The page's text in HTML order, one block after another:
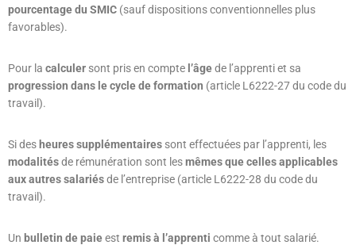
pourcentage du SMIC (sauf dispositions conventionnelles plus
favorables).
Pour la calculer sont pris en compte l’âgede l’apprenti et sa
progression dans le cycle de formation (article L6222-27 du code du
travail).
Si des heures supplémentaires sont effectuées par l’apprenti, les
modalitésde rémunération sont lesmêmes que celles applicables
aux autres salariésde l’entreprise (article L6222-28 du code du
travail).
Un bulletin de paieest remis à l’apprenti comme à tout salarié.